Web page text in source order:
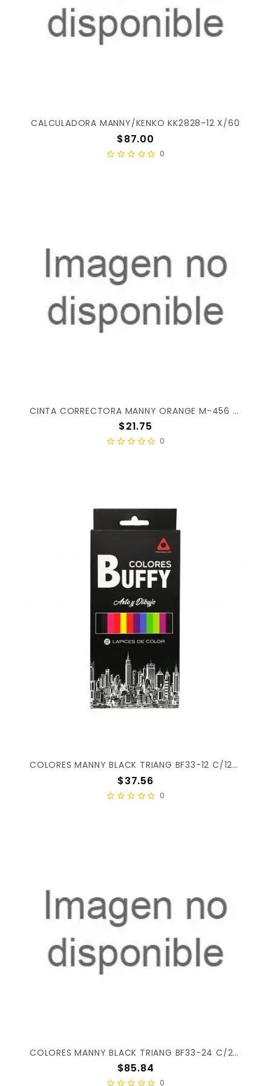
CALCULADORA MANNY/KENKO KK2828-12 X/60
Precio
$87.00
0
CINTA CORRECTORA MANNY ORANGE M-456 C/1PZ X/432
Precio
$21.75
0
COLORES MANNY BLACK TRIANG BF33-12 C/12PZ X/240
Precio
$37.56
0
COLORES MANNY BLACK TRIANG BF33-24 C/24PZ X/145
Precio
$85.84
0